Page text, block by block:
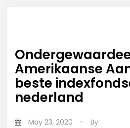
Amerikaanse
beste
nederland
May 23, 2020 - By